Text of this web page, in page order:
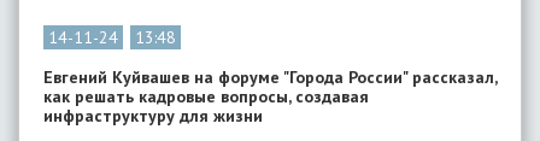
14-11-24
13:48
Евгений Куйвашев на форуме "Города России" рассказал,
как решать кадровые вопросы, создавая
инфраструктуру для жизни